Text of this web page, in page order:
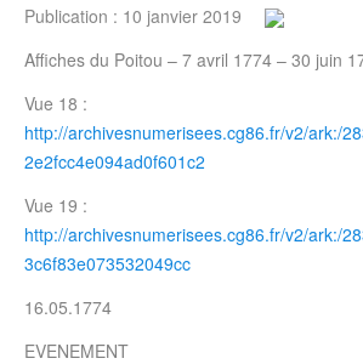
Publication : 10 janvier 2019
Affiches du Poitou – 7 avril 1774 – 30 juin
Vue 18 :
http://archivesnumerisees.cg86.fr/v2/ark:/
2e2fcc4e094ad0f601c2
Vue 19 :
http://archivesnumerisees.cg86.fr/v2/ark:/
3c6f83e073532049cc
16.05.1774
EVENEMENT